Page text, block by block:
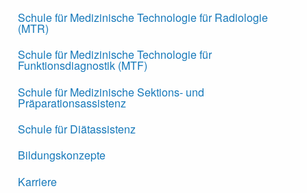
Schule für Medizinische Technologie für Radiologie
(MTR)
Schule für Medizinische Technologie für
Funktionsdiagnostik (MTF)
Schule für Medizinische Sektions- und
Präparationsassistenz
Schule für Diätassistenz
Bildungskonzepte
Karriere